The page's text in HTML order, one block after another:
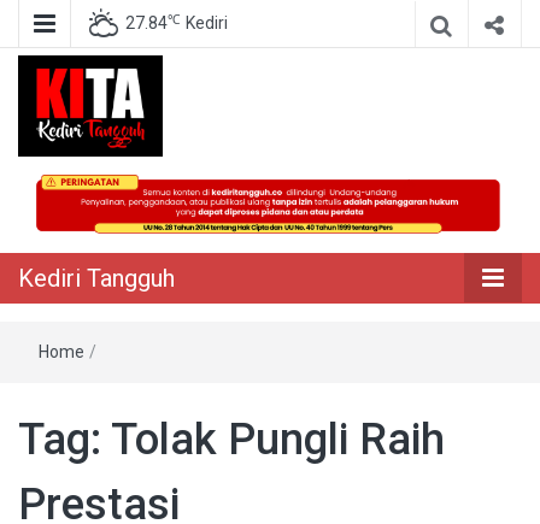
27.84℃ Kediri
Kediri Tangguh
Berita Akurat Terpercaya
Kediri Tangguh
Home /
Tag: Tolak Pungli Raih
Prestasi